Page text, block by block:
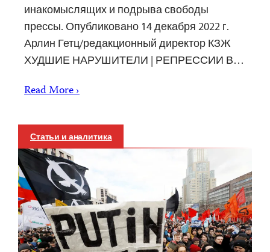
инакомыслящих и подрыва свободы
прессы. Опубликовано 14 декабря 2022 г.
Арлин Гетц/редакционный директор КЗЖ
ХУДШИЕ НАРУШИТЕЛИ | РЕПРЕССИИ В…
Read More ›
Статьи и аналитика